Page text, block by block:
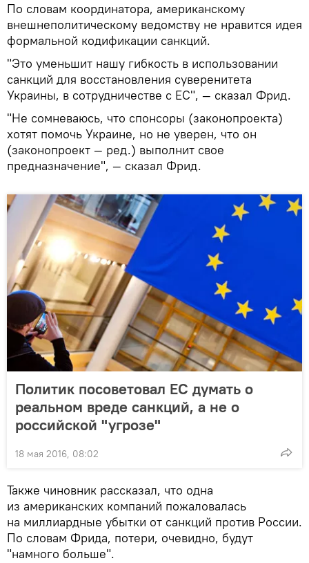
По словам координатора, американскому
внешнеполитическому ведомству не нравится идея
формальной кодификации санкций.
"Это уменьшит нашу гибкость в использовании
санкций для восстановления суверенитета
Украины, в сотрудничестве с ЕС", — сказал Фрид.
"Не сомневаюсь, что спонсоры (законопроекта)
хотят помочь Украине, но не уверен, что он
(законопроект — ред.) выполнит свое
предназначение", — сказал Фрид.
Политик посоветовал ЕС думать о
реальном вреде санкций, а не о
российской "угрозе"
18 мая 2016, 08:02
Также чиновник рассказал, что одна
из американских компаний пожаловалась
на миллиардные убытки от санкций против России.
По словам Фрида, потери, очевидно, будут
"намного больше".